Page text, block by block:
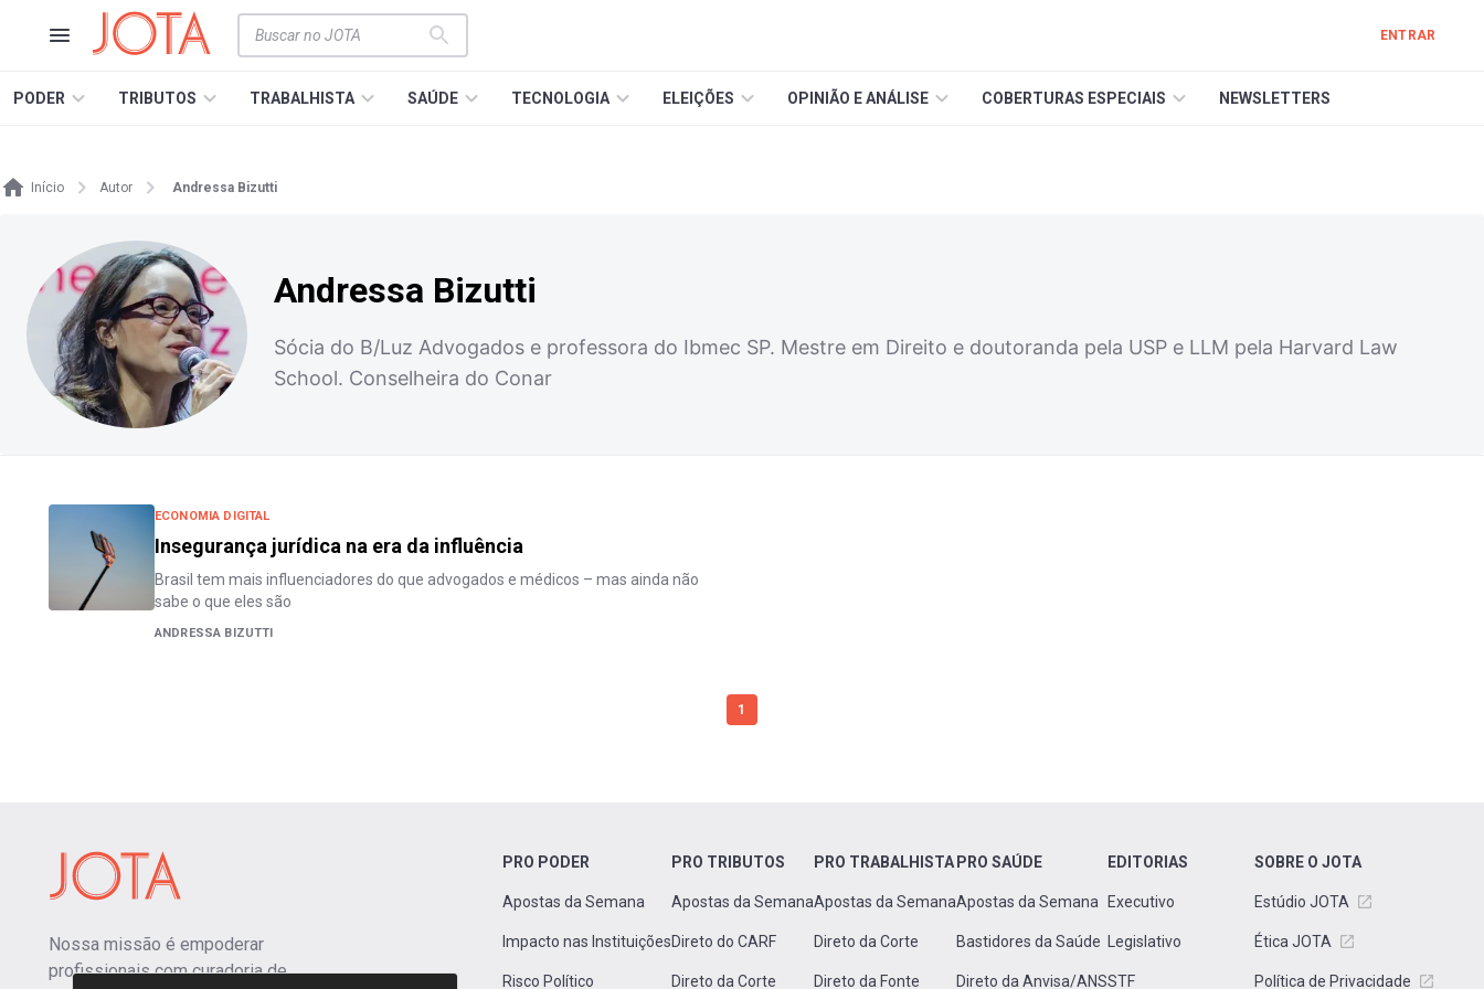
ENTRAR
PODER TRIBUTOS TRABALHISTA SAÚDE TECNOLOGIA ELEIÇÕES OPINIÃO E ANÁLISE COBERTURAS ESPECIAIS NEWSLETTERS
Início Autor Andressa Bizutti
Andressa Bizutti
Sócia do B/Luz Advogados e professora do Ibmec SP. Mestre em Direito e doutoranda pela USP e LLM pela Harvard Law
School. Conselheira do Conar
ECONOMIA DIGITAL
Insegurança jurídica na era da influência
Brasil tem mais influenciadores do que advogados e médicos – mas ainda não
sabe o que eles são
ANDRESSA BIZUTTI
1
Nossa missão é empoderar
profissionais com curadoria de
PRO PODER
Apostas da Semana
Impacto nas Instituições
Risco Político
PRO TRIBUTOS
Apostas da Semana
Direto do CARF
Direto da Corte
PRO TRABALHISTA
Apostas da Semana
Direto da Corte
Direto da Fonte
PRO SAÚDE
Apostas da Semana
Bastidores da Saúde
Direto da Anvisa/ANS
EDITORIAS
Executivo
Legislativo
STF
SOBRE O JOTA
Estúdio JOTA
Ética JOTA
Política de Privacidade